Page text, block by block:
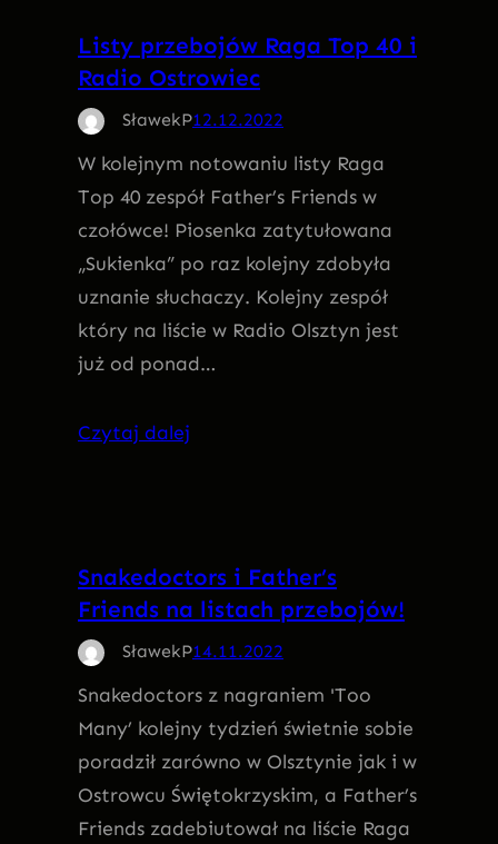
Listy przebojów Raga Top 40 i
Radio Ostrowiec
SławekP12.12.2022
W kolejnym notowaniu listy Raga
Top 40 zespół Father’s Friends w
czołówce! Piosenka zatytułowana
„Sukienka” po raz kolejny zdobyła
uznanie słuchaczy. Kolejny zespół
który na liście w Radio Olsztyn jest
już od ponad…
Czytaj dalej
Snakedoctors i Father’s
Friends na listach przebojów!
SławekP14.11.2022
Snakedoctors z nagraniem 'Too
Many’ kolejny tydzień świetnie sobie
poradził zarówno w Olsztynie jak i w
Ostrowcu Świętokrzyskim, a Father’s
Friends zadebiutował na liście Raga